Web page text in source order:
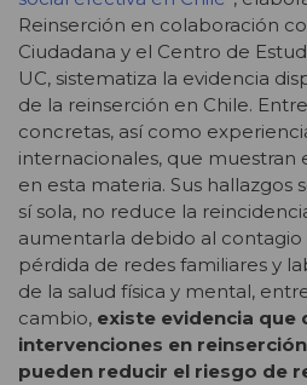
Reinserción en colaboración
Ciudadana y el Centro de
UC, sistematiza la evidencia
de la reinserción en Chile.
concretas, así como
internacionales, que
en esta materia. Sus hallazgos
sí sola, no reduce la
aumentarla debido al contagio
pérdida de redes familiares y
de la salud física y mental,
cambio, existe evidencia que
intervenciones en
pueden reducir el riesgo de